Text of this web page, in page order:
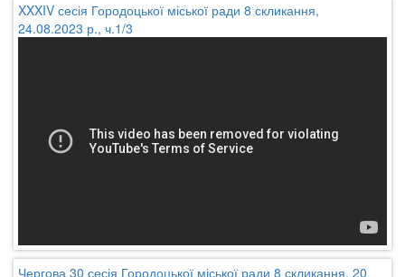
XXXIV сесія Городоцької міської ради 8 скликання,
24.08.2023 р., ч.1/3
Чергова 30 сесія Городоцької міської ради 8 скликання, 20